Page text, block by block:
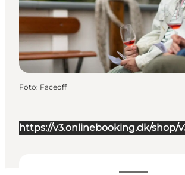
https://v3.onlinebooking.dk/shop/
Foto: Faceoff